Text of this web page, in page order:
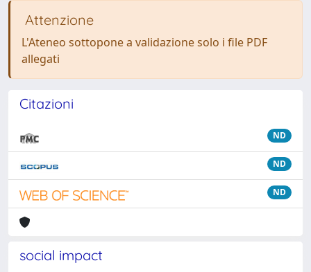
Attenzione
L'Ateneo sottopone a validazione solo i file PDF
allegati
Citazioni
ND
ND
ND
social impact